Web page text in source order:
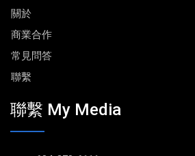
關於
商業合作
常見問答
聯繫
聯繫 My Media